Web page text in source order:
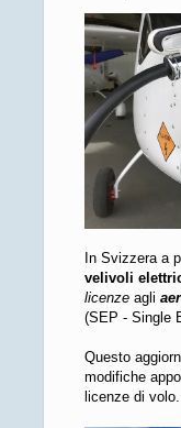
In Svizzera a
velivoli
licenzeagli
(SEP - Single
Questo
modifiche
licenze di volo.